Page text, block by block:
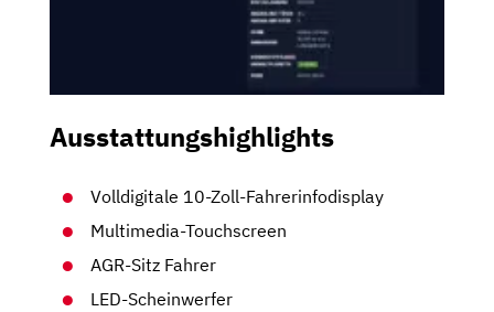
Ausstattungshighlights
Volldigitale 10-Zoll-Fahrerinfodisplay
Multimedia-Touchscreen
AGR-Sitz Fahrer
LED-Scheinwerfer